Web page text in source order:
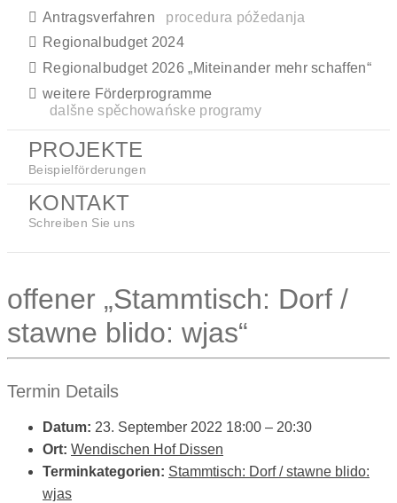
Antragsverfahren
procedura póžedanja
Regionalbudget 2024
Regionalbudget 2026 „Miteinander mehr schaffen“
weitere Förderprogramme
dalšne spěchowańske programy
PROJEKTE
Beispielförderungen
KONTAKT
Schreiben Sie uns
offener „Stammtisch: Dorf /
stawne blido: wjas“
Termin Details
Datum: 23. September 2022 18:00 – 20:30
Ort: Wendischen Hof Dissen
Terminkategorien: Stammtisch: Dorf / stawne blido:
wjas